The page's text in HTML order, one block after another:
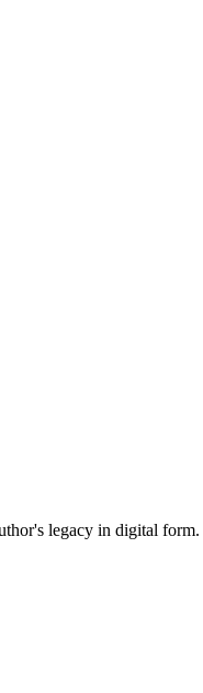
legacy in digital form.